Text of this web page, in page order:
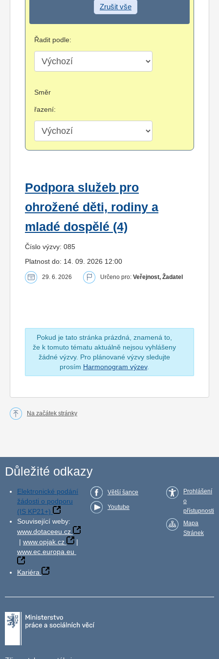
Zrušit vše
Řadit podle:
Směr
řazení:
Podpora služeb pro
ohrožené děti, rodiny a
mladé dospělé (4)
Číslo výzvy: 085
Platnost do: 14. 09. 2026 12:00
29. 6. 2026 Určeno pro: Veřejnost, Žadatel
Pokud je tato stránka prázdná, znamená to,
že k tomuto tématu aktuálně nejsou vyhlášeny
žádné výzvy. Pro plánované výzvy sledujte
prosím Harmonogram výzev.
Na začátek stránky
Důležité odkazy
Elektronické podání
žádosti o podporu
(IS KP21+)
Související weby:
www.dotaceeu.cz
| www.opjak.cz
|
www.ec.europa.eu
Kariéra
Větší šance
Youtube
Prohlášení
o
přístupnosti
Mapa
Stránek